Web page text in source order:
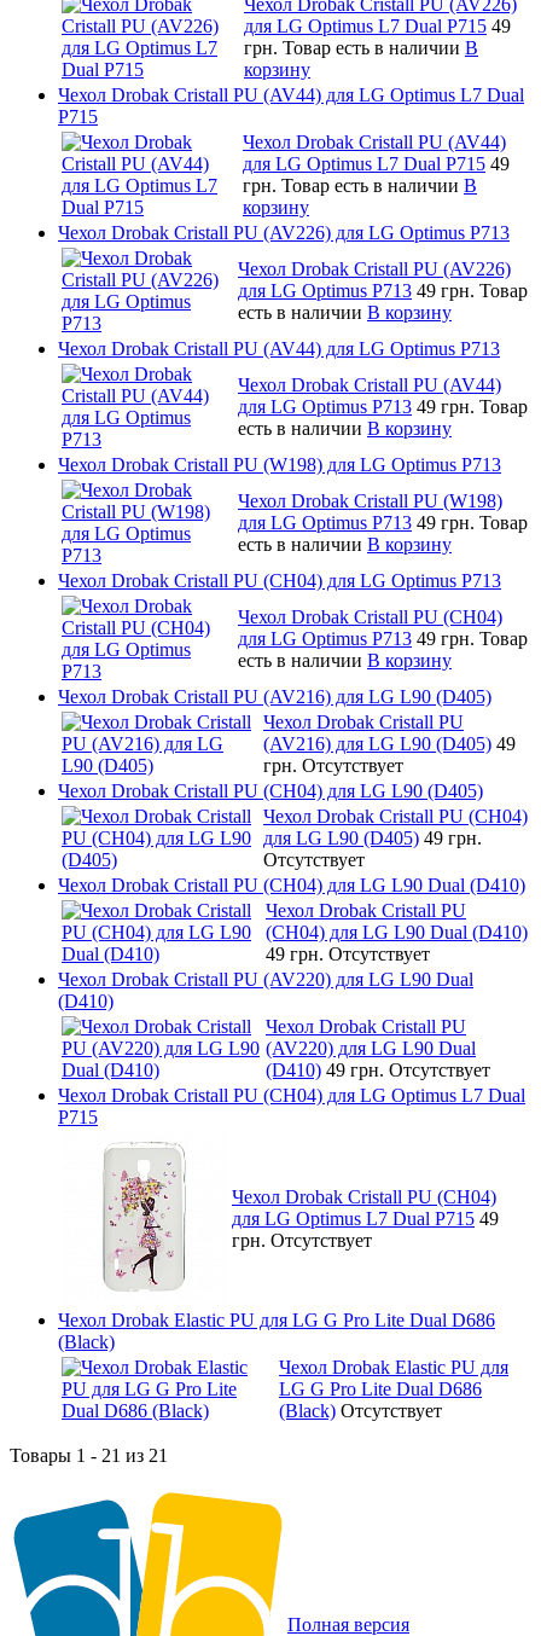
для LG Optimus L7 Dual P715 49
грн. Товар есть в наличии В
корзину
Чехол Drobak Cristall PU (AV44) для LG Optimus L7 Dual
P715
Чехол Drobak Cristall PU (AV44)
для LG Optimus L7 Dual P715 49
грн. Товар есть в наличии В
корзину
Чехол Drobak Cristall PU (AV226) для LG Optimus P713
Чехол Drobak Cristall PU (AV226)
для LG Optimus P713 49 грн. Товар
есть в наличии В корзину
Чехол Drobak Cristall PU (AV44) для LG Optimus P713
Чехол Drobak Cristall PU (AV44)
для LG Optimus P713 49 грн. Товар
есть в наличии В корзину
Чехол Drobak Cristall PU (W198) для LG Optimus P713
Чехол Drobak Cristall PU (W198)
для LG Optimus P713 49 грн. Товар
есть в наличии В корзину
Чехол Drobak Cristall PU (CH04) для LG Optimus P713
Чехол Drobak Cristall PU (CH04)
для LG Optimus P713 49 грн. Товар
есть в наличии В корзину
Чехол Drobak Cristall PU (AV216) для LG L90 (D405)
Чехол Drobak Cristall PU
(AV216) для LG L90 (D405) 49
грн. Отсутствует
Чехол Drobak Cristall PU (CH04) для LG L90 (D405)
Чехол Drobak Cristall PU (CH04)
для LG L90 (D405) 49 грн.
Отсутствует
Чехол Drobak Cristall PU (CH04) для LG L90 Dual (D410)
Чехол Drobak Cristall PU
(CH04) для LG L90 Dual (D410)
49 грн. Отсутствует
Чехол Drobak Cristall PU (AV220) для LG L90 Dual
(D410)
Чехол Drobak Cristall PU
(AV220) для LG L90 Dual
(D410) 49 грн. Отсутствует
Чехол Drobak Cristall PU (CH04) для LG Optimus L7 Dual
P715
Чехол Drobak Cristall PU (CH04)
для LG Optimus L7 Dual P715 49
грн. Отсутствует
Чехол Drobak Elastic PU для LG G Pro Lite Dual D686
(Black)
Чехол Drobak Elastic PU для
LG G Pro Lite Dual D686
(Black) Отсутствует
Товары 1 - 21 из 21
Полная версия